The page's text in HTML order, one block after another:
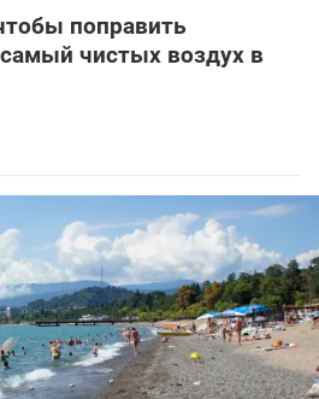
поправить
чистых воздух в